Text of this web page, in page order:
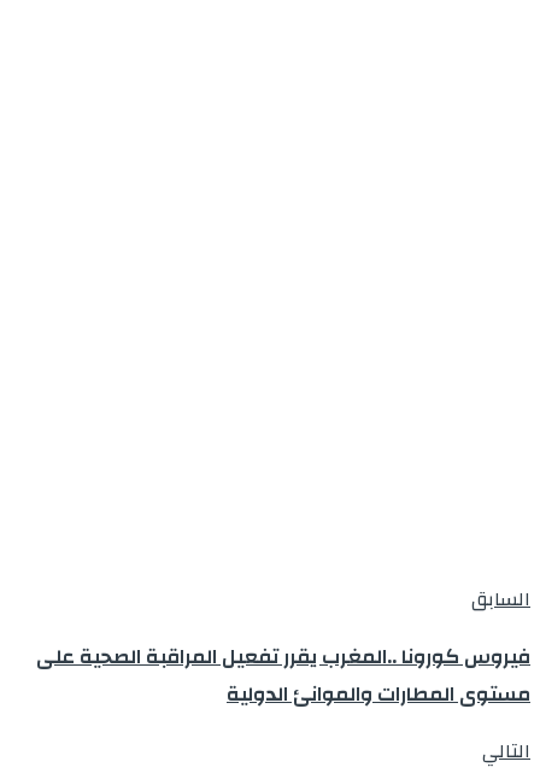
السابق
فيروس كورونا ..المغرب يقرر تفعيل المراقبة الصحية على
مستوى المطارات والموانئ الدولية
التالي